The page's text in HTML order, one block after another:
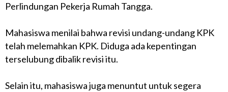
Perlindungan Pekerja Rumah Tangga.
Mahasiswa menilai bahwa revisi undang-undang KPK
telah melemahkan KPK. Diduga ada kepentingan
terselubung dibalik revisi itu.
Selain itu, mahasiswa juga menuntut untuk segera